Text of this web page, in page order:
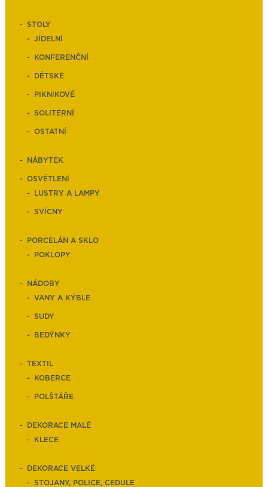
STOLY
JÍDELNÍ
KONFERENČNÍ
DĚTSKÉ
PIKNIKOVÉ
SOLITÉRNÍ
OSTATNÍ
NÁBYTEK
OSVĚTLENÍ
LUSTRY A LAMPY
SVÍCNY
PORCELÁN A SKLO
POKLOPY
NÁDOBY
VANY A KÝBLE
SUDY
BEDÝNKY
TEXTIL
KOBERCE
POLŠTÁŘE
DEKORACE MALÉ
KLECE
DEKORACE VELKÉ
STOJANY, POLICE, CEDULE